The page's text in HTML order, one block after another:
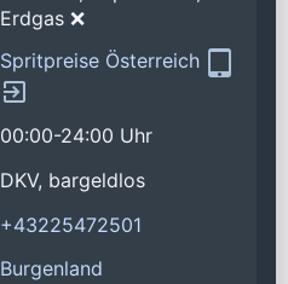
Erdgas ❌
Spritpreise Österreich
00:00-24:00 Uhr
DKV, bargeldlos
+43225472501
Burgenland